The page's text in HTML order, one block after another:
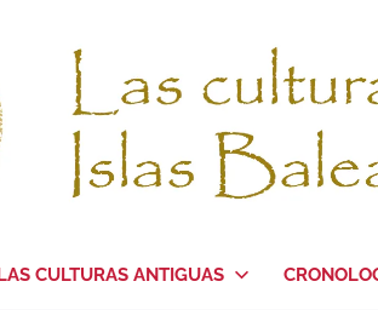
CULTURAS ANTIGUAS